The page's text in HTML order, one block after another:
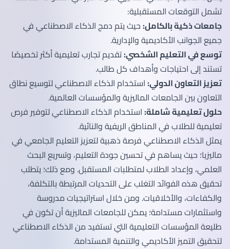
تشمل التوقعات المستقبلية:
جامعات ذكية بالكامل:حيث يتم دمج الذكاء الاصطناعي في
جميع الجوانب الأكاديمية والإدارية.
توسع في التعليم الشخصي:تقديم تجارب تعليمية أكثر تخصيصًا
تستند إلى احتياجات وأهداف كل طالب.
تعزيز التعاون الدولي:استخدام الذكاء الاصطناعي لتوسيع نطاق
التعاون بين الجامعات الماليزية والمؤسسات العالمية.
حلول تعليمية شاملة:استخدام الذكاء الاصطناعي لتوفير فرص
تعليمية للطلاب في المناطق الريفية والنائية.
يمثل الذكاء الاصطناعي فرصة ذهبية لتعزيز التعليم الجامعي في
ماليزيا؛ حيث يساهم في تحسين جودة التعليم، وتسريع البحث
العلمي، وإعداد الطلاب لمتطلبات المستقبل. ومع ذلك؛ يتطلب
تحقيق هذه الفوائد التغلب على التحديات المرتبطة بالتكلفة،
والكفاءات، والأخلاقيات. ومن خلال استراتيجيات مدروسة
واستثمارات مستدامة؛ يمكن للجامعات الماليزية أن تكون في
طليعة المؤسسات التعليمية التي تستفيد من الذكاء الاصطناعي
لتحقيق التميز الأكاديمي والتنمية المستدامة.